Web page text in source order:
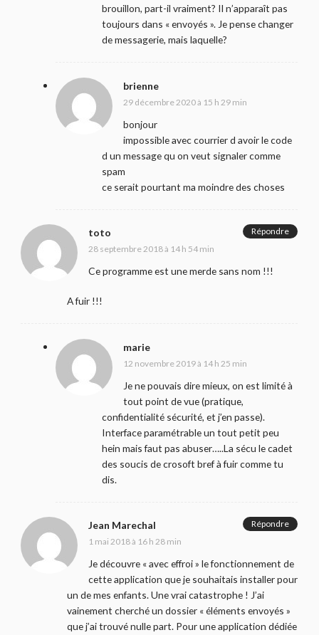
brouillon, part-il vraiment? Il n’apparaît pas
toujours dans « envoyés ». Je pense changer
de messagerie, mais laquelle?
brienne
29 décembre 2020 à 15 h 29 min
bonjour
impossible avec courrier d avoir le code
d un message qu on veut signaler comme
spam
ce serait pourtant ma moindre des choses
toto
28 septembre 2018 à 14 h 54 min
Ce programme est une merde sans nom !!!
A fuir !!!
Répondre
marie
12 novembre 2019 à 14 h 25 min
Je ne pouvais dire mieux, on est limité à
tout point de vue (pratique,
confidentialité sécurité, et j’en passe).
Interface paramétrable un tout petit peu
hein mais faut pas abuser…..La sécu le cadet
des soucis de crosoft bref à fuir comme tu
dis.
Jean Marechal
1 mai 2018 à 16 h 28 min
Je découvre « avec effroi » le fonctionnement de
cette application que je souhaitais installer pour
un de mes enfants. Une vrai catastrophe ! J’ai
vainement cherché un dossier « éléments envoyés »
que j’ai trouvé nulle part. Pour une application dédiée
Répondre